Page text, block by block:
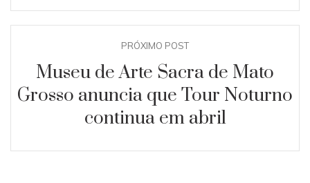
PRÓXIMO POST
Museu de Arte Sacra de Mato
Grosso anuncia que Tour Noturno
continua em abril